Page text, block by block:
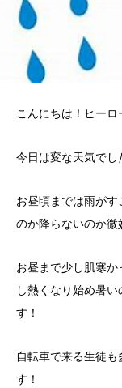
こんにちは！ヒーロ
今日は変な天気でし
お昼頃までは雨が
のか降らないのか微
お昼まで少し肌寒
し熱くなり始め暑
す！
自転車で来る生徒
す！